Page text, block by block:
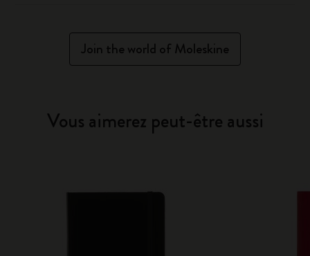
Join the world of Moleskine
Vous aimerez peut-être aussi